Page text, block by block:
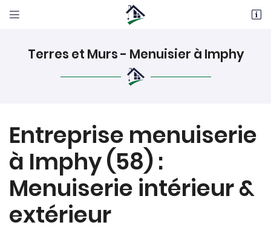
 
4 Chemin des Vignes Blanches
06 12 98 05 22
 Adresse email de réception
En cochant cette case, vous consentez à recevoir nos propositions commerciales à
l'adresse email indiqué ci-dessus. Vous pouvez vous désinscrire à tout moment en
Terres et Murs - Menuisier à Imphy
Entreprise menuiserie
à Imphy (58) :
Menuiserie intérieur &
extérieur